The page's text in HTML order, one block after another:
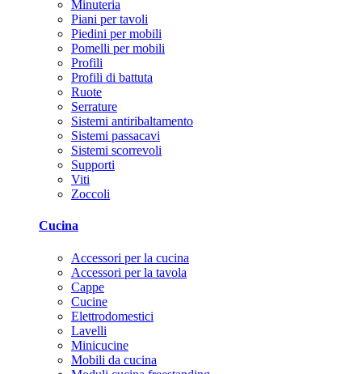
Minuteria
Piani per tavoli
Piedini per mobili
Pomelli per mobili
Profili
Profili di battuta
Ruote
Serrature
Sistemi antiribaltamento
Sistemi passacavi
Sistemi scorrevoli
Supporti
Viti
Zoccoli
Cucina
Accessori per la cucina
Accessori per la tavola
Cappe
Cucine
Elettrodomestici
Lavelli
Minicucine
Mobili da cucina